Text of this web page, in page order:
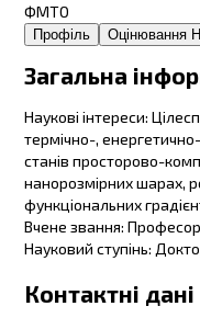
ФМТО
Профіль Оцінювання
Загальна
Наукові інтереси:
термічно-,
станів просторово-
нанорозмірних шарах,
функціональних
Вчене звання: Професор
Науковий ступінь:
Контактні дані